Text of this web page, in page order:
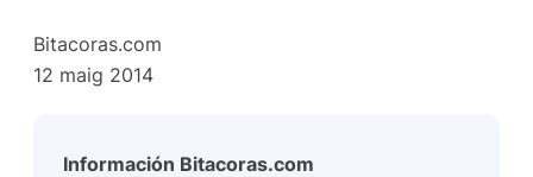
Bitacoras.com
12 maig 2014
Información Bitacoras.com